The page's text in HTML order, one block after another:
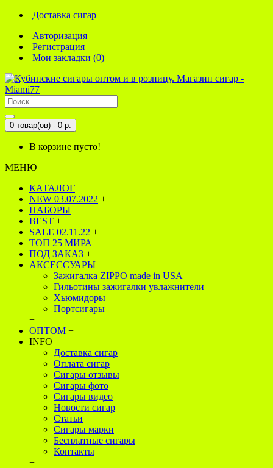
Доставка сигар
Авторизация
Регистрация
Мои закладки (0)
0 товар(ов) - 0 р.
В корзине пусто!
МЕНЮ
КАТАЛОГ +
NEW 03.07.2022 +
НАБОРЫ +
BEST +
SALE 02.11.22 +
TOП 25 МИРА +
ПОД ЗАКАЗ +
АКСЕССУАРЫ
Зажигалка ZIPPO made in USA
Гильотины зажигалки увлажнители
Хьюмидоры
Портсигары
+
ОПТОМ +
INFO
Доставка сигар
Оплата сигар
Сигары отзывы
Сигары фото
Сигары видео
Новости сигар
Статьи
Сигары марки
Бесплатные сигары
Контакты
+